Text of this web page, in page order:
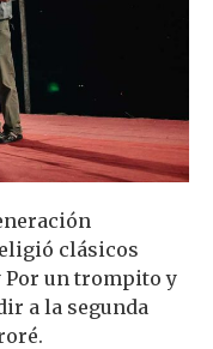
clásicos
Por un trompito y
a la segunda